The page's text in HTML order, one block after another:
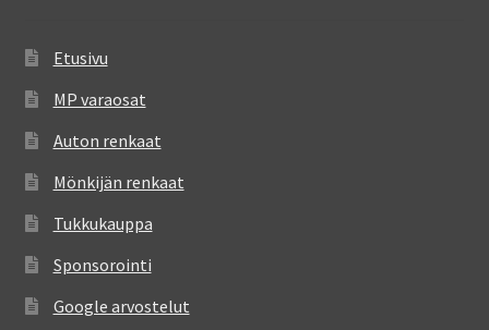
Etusivu
MP varaosat
Auton renkaat
Mönkijän renkaat
Tukkukauppa
Sponsorointi
Google arvostelut